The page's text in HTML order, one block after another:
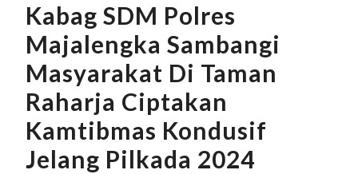
Kabag SDM Polres
Majalengka Sambangi
Masyarakat Di Taman
Raharja Ciptakan
Kamtibmas Kondusif
Jelang Pilkada 2024